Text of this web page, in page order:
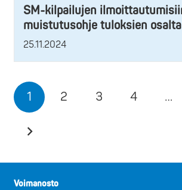
SM-kilpailujen
muistutusohje tuloksien osalta
25.11.2024
1 2 3 4 …
Voimanosto